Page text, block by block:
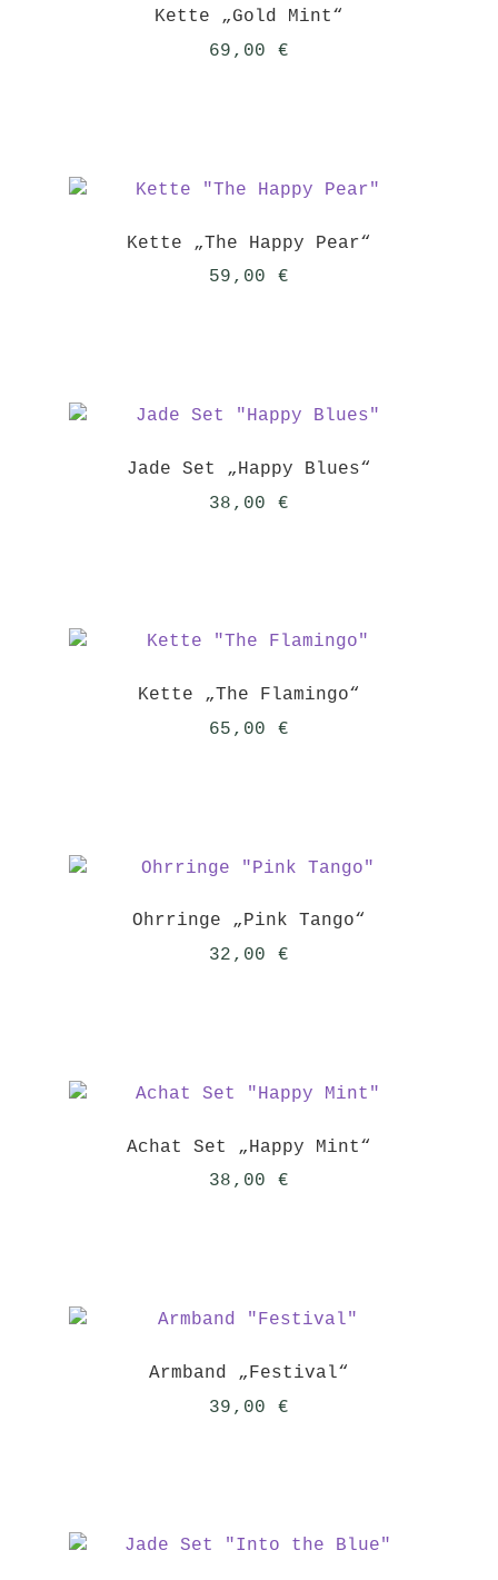
Kette „Gold Mint“
69,00 €
Kette „The Happy Pear“
59,00 €
Jade Set „Happy Blues“
38,00 €
Kette „The Flamingo“
65,00 €
Ohrringe „Pink Tango“
32,00 €
Achat Set „Happy Mint“
38,00 €
Armband „Festival“
39,00 €